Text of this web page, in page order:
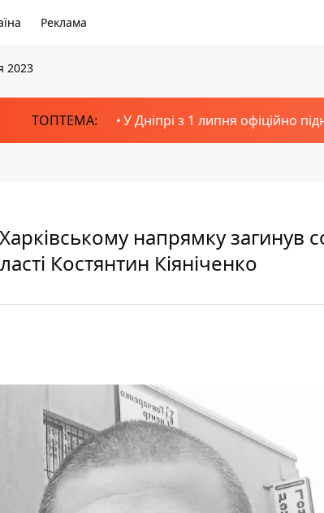
Реклама
2023
ТОПТЕМА: У Дніпрі з 1 липня офіційно
напрямку загинув
Костянтин Кіяніченко